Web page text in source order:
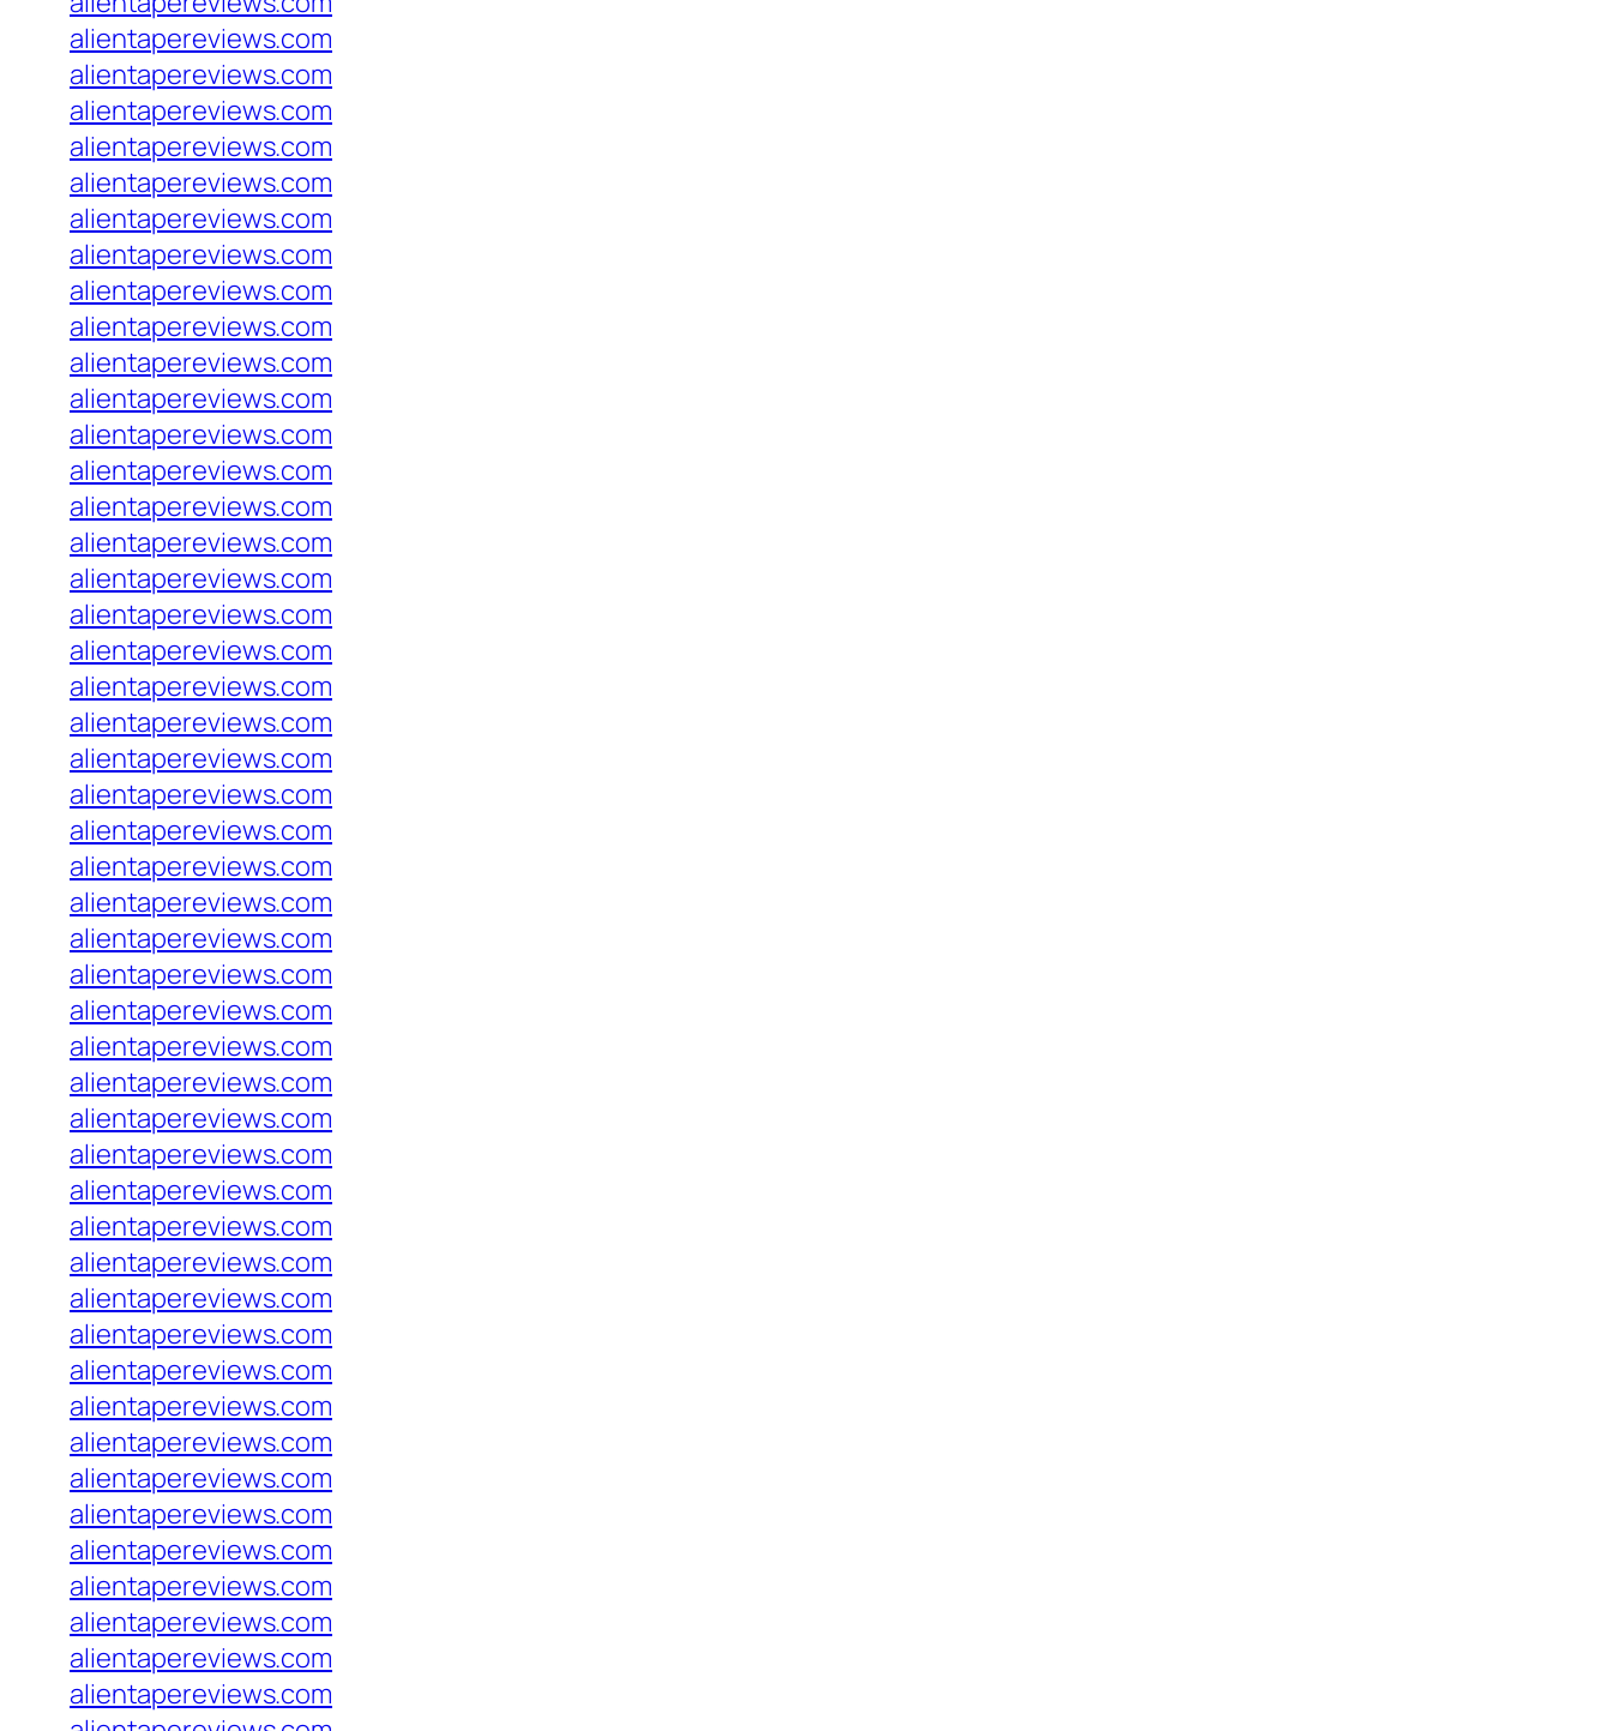
alientapereviews.com
alientapereviews.com
alientapereviews.com
alientapereviews.com
alientapereviews.com
alientapereviews.com
alientapereviews.com
alientapereviews.com
alientapereviews.com
alientapereviews.com
alientapereviews.com
alientapereviews.com
alientapereviews.com
alientapereviews.com
alientapereviews.com
alientapereviews.com
alientapereviews.com
alientapereviews.com
alientapereviews.com
alientapereviews.com
alientapereviews.com
alientapereviews.com
alientapereviews.com
alientapereviews.com
alientapereviews.com
alientapereviews.com
alientapereviews.com
alientapereviews.com
alientapereviews.com
alientapereviews.com
alientapereviews.com
alientapereviews.com
alientapereviews.com
alientapereviews.com
alientapereviews.com
alientapereviews.com
alientapereviews.com
alientapereviews.com
alientapereviews.com
alientapereviews.com
alientapereviews.com
alientapereviews.com
alientapereviews.com
alientapereviews.com
alientapereviews.com
alientapereviews.com
alientapereviews.com